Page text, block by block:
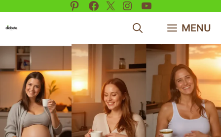
Pinterest
Facebook
X Instagram
YouTube
MENU